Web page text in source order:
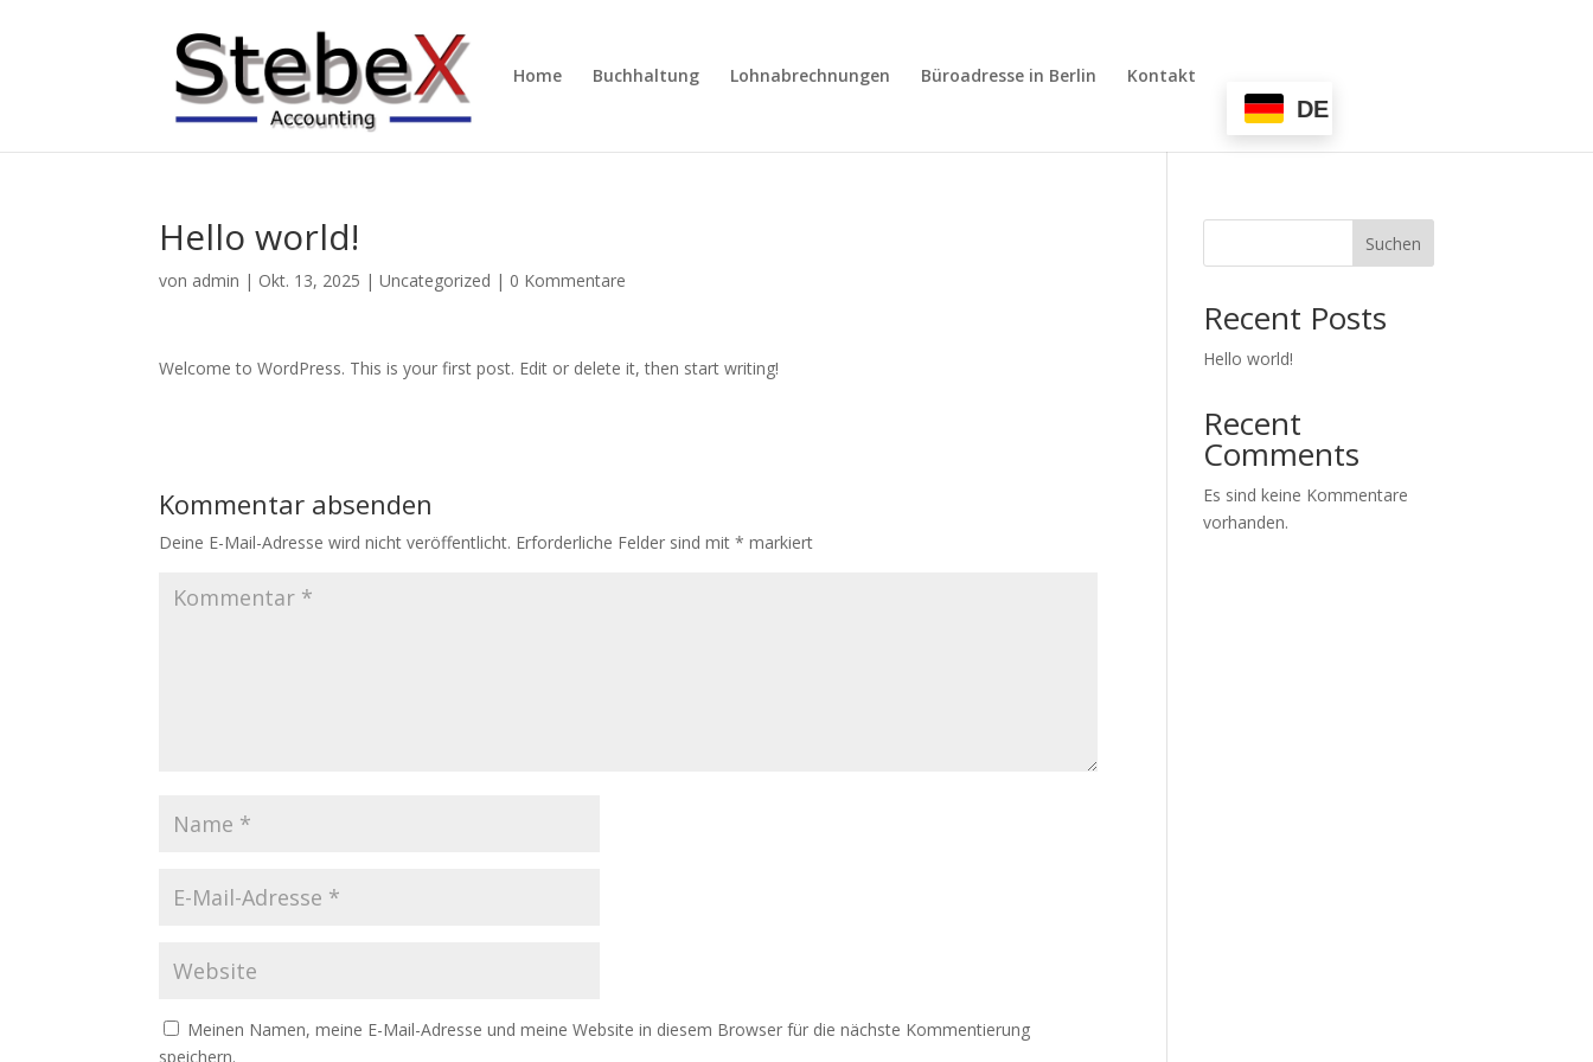
Home Buchhaltung Lohnabrechnungen Büroadresse in Berlin Kontakt
DE
Hello world!
von admin | Okt. 13, 2025 |Uncategorized | 0 Kommentare
Welcome to WordPress. This is your first post. Edit or delete it, then start writing!
Kommentar absenden
Deine E-Mail-Adresse wird nicht veröffentlicht. Erforderliche Felder sind mit* markiert
Meinen Namen, meine E-Mail-Adresse und meine Website in diesem Browser für die nächste Kommentierung
speichern.
Suchen
Recent Posts
Hello world!
Recent
Comments
Es sind keine Kommentare
vorhanden.